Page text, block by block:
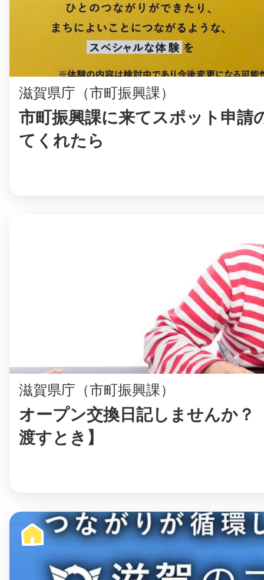
滋賀県庁（市町振興課）
市町振興課に来てスポット申請
てくれたら
滋賀県庁（市町振興課）
オープン交換日記しませんか？
渡すとき】
まちのコイン
お知らせ
ヘルプ
©︎ KAYAC Inc.All